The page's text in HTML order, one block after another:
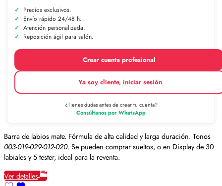
Precios exclusivos.
Envío rápido 24/48 h.
Atención personalizada.
Reposición ágil para salón.
Crear cuenta profesional
Ya soy cliente, iniciar sesión
¿Tienes dudas antes de crear tu cuenta?
Consúltanos por WhatsApp
Barra de labios mate. Fórmula de alta calidad y larga duración. Tonos
003-019-029-012-020. Se pueden comprar sueltos, o en Display de 30
labiales y 5 tester, ideal para la reventa.
Ver detalles